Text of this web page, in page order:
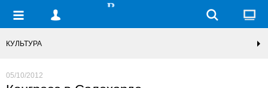
КУЛЬТУРА
05/10/2012